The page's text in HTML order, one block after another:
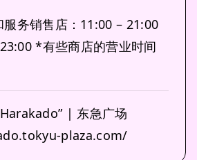
务销售店：11:00 – 21:00
*有些商店的营业时间
| 东急广场
plaza.com/